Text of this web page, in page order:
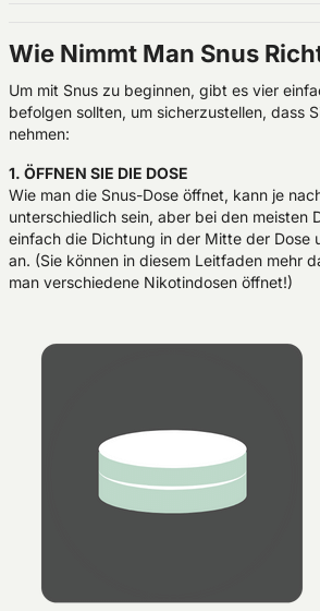
Wie Nimmt Man Snus
Um mit Snus zu beginnen, gibt es vier
befolgen sollten, um sicherzustellen, dass
nehmen:
1. ÖFFNEN SIE DIE DOSE
Wie man die Snus-Dose öffnet, kann je
unterschiedlich sein, aber bei den meisten
einfach die Dichtung in der Mitte der Dose
an. (Sie können in diesem Leitfaden mehr
man verschiedene Nikotindosen öffnet!)